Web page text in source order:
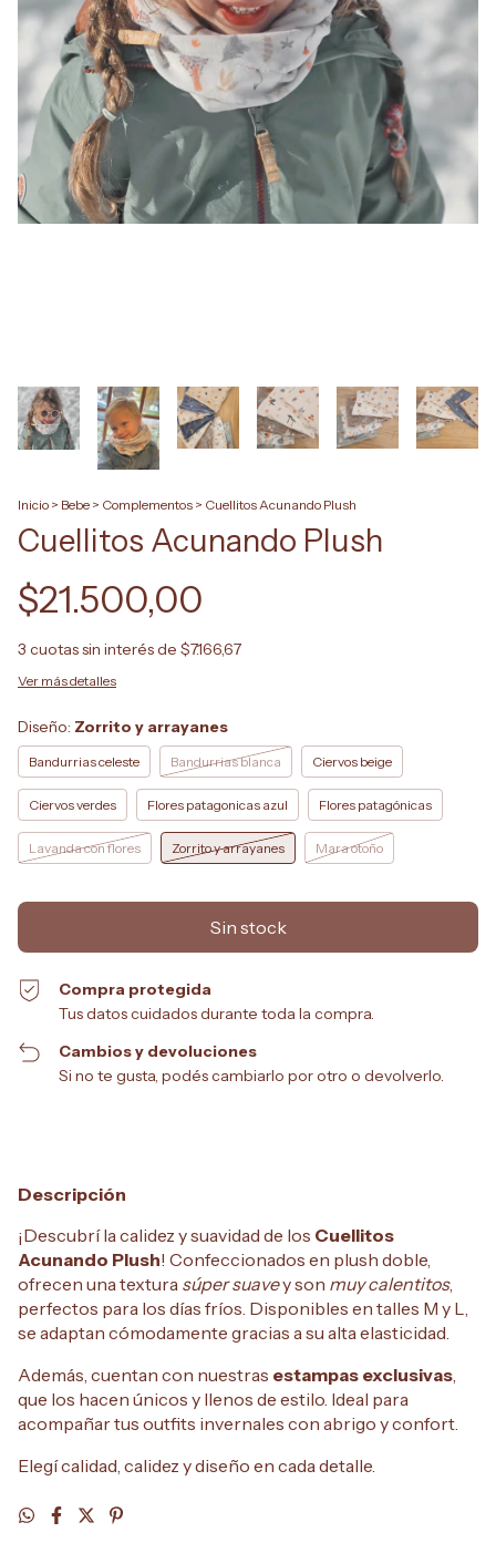
Inicio > Bebe > Complementos > Cuellitos Acunando Plush
Cuellitos Acunando Plush
$21.500,00
3 cuotas sin interés de $7.166,67
Ver más detalles
Diseño: Zorrito y arrayanes
Bandurrias celeste Bandurrias blanca Ciervos beige
Ciervos verdes Flores patagonicas azul Flores patagónicas
Lavanda con flores Zorrito y arrayanes Mara otoño
Compra protegida
Tus datos cuidados durante toda la compra.
Cambios y devoluciones
Si no te gusta, podés cambiarlo por otro o devolverlo.
Descripción
¡Descubrí la calidez y suavidad de los Cuellitos
Acunando Plush! Confeccionados en plush doble,
ofrecen una textura súper suavey son muy calentitos,
perfectos para los días fríos. Disponibles en talles M y L,
se adaptan cómodamente gracias a su alta elasticidad.
Además, cuentan con nuestras estampas exclusivas
que los hacen únicos y llenos de estilo. Ideal para
acompañar tus outfits invernales con abrigo y confort.
Elegí calidad, calidez y diseño en cada detalle.